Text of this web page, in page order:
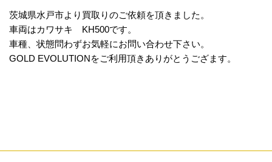
茨城県水戸市より買取りのご依頼を頂きました。
車両はカワサキ KH500です。
車種、状態問わずお気軽にお問い合わせ下さい。
GOLD EVOLUTIONをご利用頂きありがとうござます。